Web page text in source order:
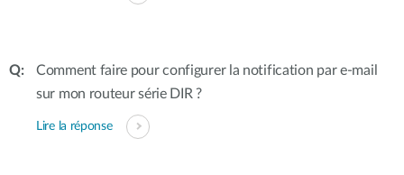
Comment faire pour configurer la notification par e-mail
sur mon routeur série DIR ?
Lire la réponse